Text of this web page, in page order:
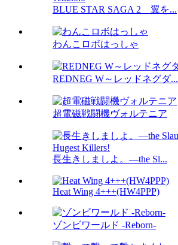
BLUE STAR SAGA 2 翼を...
わんこロボはっしゃ
REDNEG W～レッドネグダ...
超電磁戦闘機ヴォルテニア
長生きしましよ。―the Sl...
Heat Wing 4+++(HW4PPP)
ゾンビワールド -Reborn-